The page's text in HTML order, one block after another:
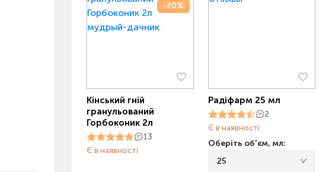
-20%
Кінський гній
гранульований
Горбоконик 2л
13
Є в наявності
Радіфарм 25 мл
2
Є в наявності
Оберіть об'єм, мл:
25